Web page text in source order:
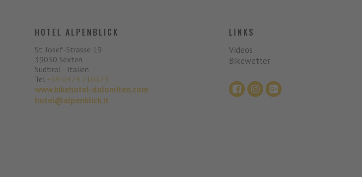
HOTEL ALPENBLICK
St. Josef-Strasse 19
39030 Sexten
Südtirol - Italien
Tel.+39 0474 710379
www.bikehotel-dolomiten.com
hotel@alpenblick.it
LINKS
Videos
Bikewetter